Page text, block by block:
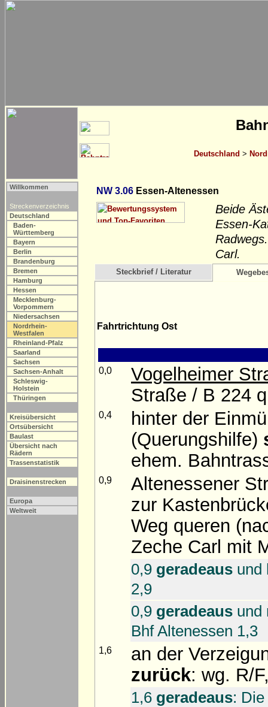
Deutschland >
Willkommen
Streckenverzeichnis
Deutschland
Baden-
Württemberg
Bayern
Berlin
Brandenburg
Bremen
Hamburg
Hessen
Mecklenburg-
Vorpommern
Niedersachsen
Nordrhein-
Westfalen
Rheinland-Pfalz
Saarland
Sachsen
Sachsen-Anhalt
Schleswig-
Holstein
Thüringen
Kreisübersicht
Ortsübersicht
Baulast
Übersicht nach
Rädern
Trassenstatistik
Draisinenstrecken
Europa
Weltweit
NW 3.06 Essen-Altenessen
Beide
Essen-
Carl.
Steckbrief / Literatur
Fahrtrichtung Ost
0,0
Vogelheimer
Straße / B 224
0,4
hinter der
(Querungshilfe)
ehem.
0,9
Altenessener
zur
Weg queren
Zeche Carl mit
0,9 geradeaus und
2,9
0,9 geradeaus und
Bhf Altenessen 1,3
1,6
an der
zurück: wg. R/
1,6 geradeaus: